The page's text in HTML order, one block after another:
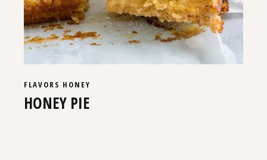
FLAVORS HONEY
HONEY PIE